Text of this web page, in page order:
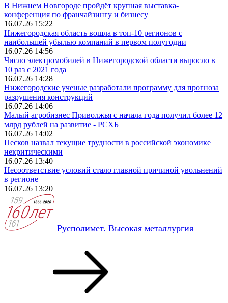
В Нижнем Новгороде пройдёт крупная выставка-
конференция по франчайзингу и бизнесу
16.07.26 15:22
Нижегородская область вошла в топ‑10 регионов с
наибольшей убылью компаний в первом полугодии
16.07.26 14:56
Число электромобилей в Нижегородской области выросло в
10 раз с 2021 года
16.07.26 14:28
Нижегородские ученые разработали программу для прогноза
разрушения конструкций
16.07.26 14:06
Малый агробизнес Приволжья с начала года получил более 12
млрд рублей на развитие - РСХБ
16.07.26 14:02
Песков назвал текущие трудности в российской экономике
некритическими
16.07.26 13:40
Несоответствие условий стало главной причиной увольнений
в регионе
16.07.26 13:20
Русполимет. Высокая металлургия